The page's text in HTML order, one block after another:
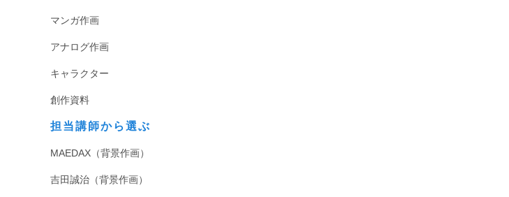
マンガ作画
アナログ作画
キャラクター
創作資料
担当講師から選ぶ
MAEDAX（背景作画）
吉田誠治（背景作画）